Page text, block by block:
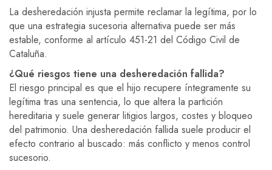
La desheredación injusta permite reclamar la legítima, por lo
que una estrategia sucesoria alternativa puede ser más
estable, conforme al artículo 451-21 del Código Civil de
Cataluña.
¿Qué riesgos tiene una desheredación fallida?
El riesgo principal es que el hijo recupere íntegramente su
legítima tras una sentencia, lo que altera la partición
hereditaria y suele generar litigios largos, costes y bloqueo
del patrimonio. Una desheredación fallida suele producir el
efecto contrario al buscado: más conflicto y menos control
sucesorio.